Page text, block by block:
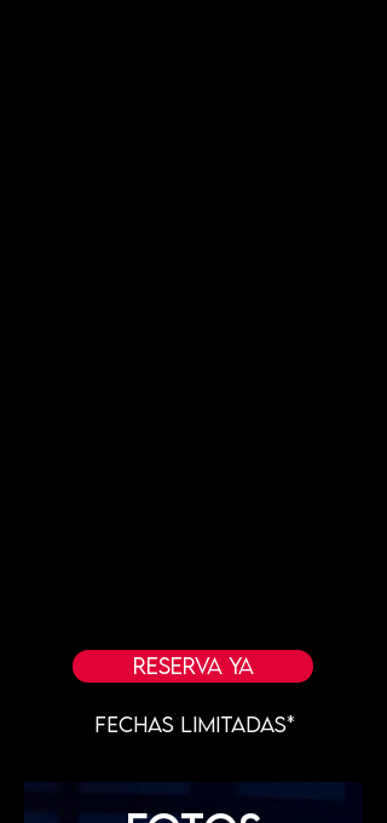
Reserva ya
Fechas Limitadas*